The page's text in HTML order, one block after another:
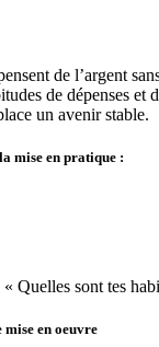
de l’argent
de dépenses et
un avenir stable.
mise en pratique :
Quelles sont tes
mise en oeuvre